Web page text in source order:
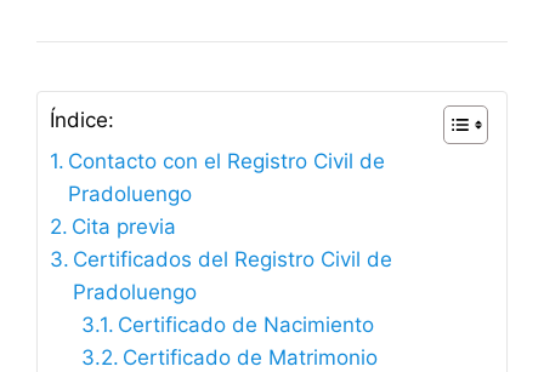
Índice:
Contacto con el Registro Civil de
Pradoluengo
Cita previa
Certificados del Registro Civil de
Pradoluengo
Certificado de Nacimiento
Certificado de Matrimonio